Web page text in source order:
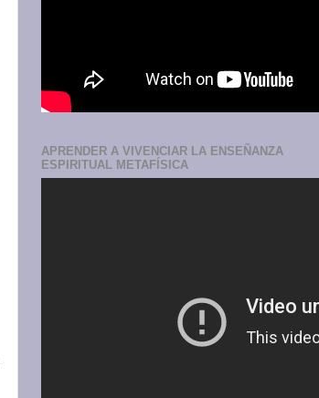
APRENDER A VIVENCIAR LA ENSEÑANZA
ESPIRITUAL METAFÍSICA